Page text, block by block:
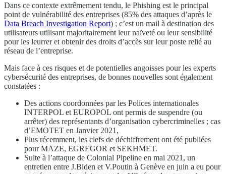
Dans ce contexte extrêmement tendu, le Phishing est le principal
point de vulnérabilité des entreprises (85% des attaques d’après le
Data Breach Investigation Report) ; c’est un mail à destination des
utilisateurs utilisant majoritairement leur naïveté ou leur sensibilité
pour les leurrer et obtenir des droits d’accès sur leur poste relié au
réseau de l’entreprise.
Mais face à ces risques et de potentielles angoisses pour les experts
cybersécurité des entreprises, de bonnes nouvelles sont également
constatées :
Des actions coordonnées par les Polices internationales
INTERPOL et EUROPOL ont permis de suspendre (ou
arrêter) des représentants d’organisation cybercriminelles ; cas
d’EMOTET en Janvier 2021,
Plus récemment, les clefs de déchiffrement ont été publiées
pour MAZE, EGREGOR et SEKHMET.
Suite à l’attaque de Colonial Pipeline en mai 2021, un
entretien entre J.Biden et V.Poutin à Genève en juin a eu pour